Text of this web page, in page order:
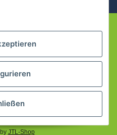
freifein UG
USt., zzgl.Versand
JTL-Shop